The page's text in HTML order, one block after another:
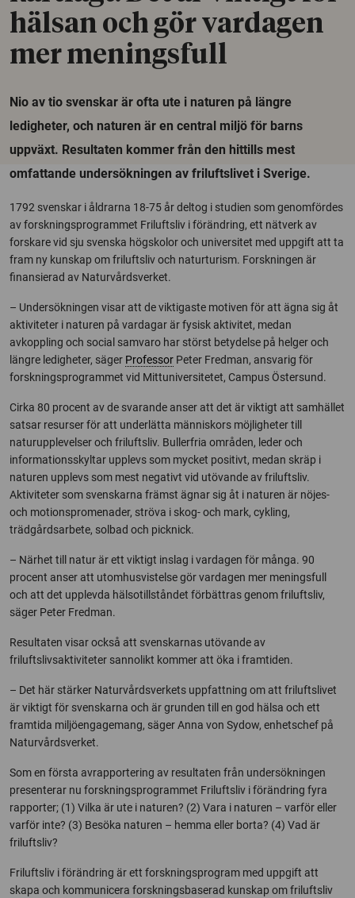
hälsan och gör vardagen
mer meningsfull
Nio av tio svenskar är ofta ute i naturen på längre
ledigheter, och naturen är en central miljö för barns
uppväxt. Resultaten kommer från den hittills mest
omfattande undersökningen av friluftslivet i Sverige.
1792 svenskar i åldrarna 18-75 år deltog i studien som genomfördes
av forskningsprogrammet Friluftsliv i förändring, ett nätverk av
forskare vid sju svenska högskolor och universitet med uppgift att ta
fram ny kunskap om friluftsliv och naturturism. Forskningen är
finansierad av Naturvårdsverket.
– Undersökningen visar att de viktigaste motiven för att ägna sig åt
aktiviteter i naturen på vardagar är fysisk aktivitet, medan
avkoppling och social samvaro har störst betydelse på helger och
längre ledigheter, säger Professor Peter Fredman, ansvarig för
forskningsprogrammet vid Mittuniversitetet, Campus Östersund.
Cirka 80 procent av de svarande anser att det är viktigt att samhället
satsar resurser för att underlätta människors möjligheter till
naturupplevelser och friluftsliv. Bullerfria områden, leder och
informationsskyltar upplevs som mycket positivt, medan skräp i
naturen upplevs som mest negativt vid utövande av friluftsliv.
Aktiviteter som svenskarna främst ägnar sig åt i naturen är nöjes-
och motionspromenader, ströva i skog- och mark, cykling,
trädgårdsarbete, solbad och picknick.
– Närhet till natur är ett viktigt inslag i vardagen för många. 90
procent anser att utomhusvistelse gör vardagen mer meningsfull
och att det upplevda hälsotillståndet förbättras genom friluftsliv,
säger Peter Fredman.
Resultaten visar också att svenskarnas utövande av
friluftslivsaktiviteter sannolikt kommer att öka i framtiden.
– Det här stärker Naturvårdsverkets uppfattning om att friluftslivet
är viktigt för svenskarna och är grunden till en god hälsa och ett
framtida miljöengagemang, säger Anna von Sydow, enhetschef på
Naturvårdsverket.
Som en första avrapportering av resultaten från undersökningen
presenterar nu forskningsprogrammet Friluftsliv i förändring fyra
rapporter; (1) Vilka är ute i naturen? (2) Vara i naturen – varför eller
varför inte? (3) Besöka naturen – hemma eller borta? (4) Vad är
friluftsliv?
Friluftsliv i förändring är ett forskningsprogram med uppgift att
skapa och kommunicera forskningsbaserad kunskap om friluftsliv